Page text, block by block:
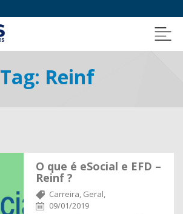
Tag: Reinf
O que é eSocial e EFD –
Reinf ?
Carreira, Geral,
09/01/2019